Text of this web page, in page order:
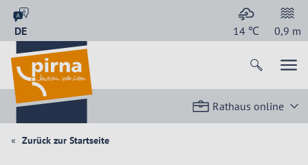
DE 14 ℃ 0,9 m
Rathaus online
Zurück zur Startseite